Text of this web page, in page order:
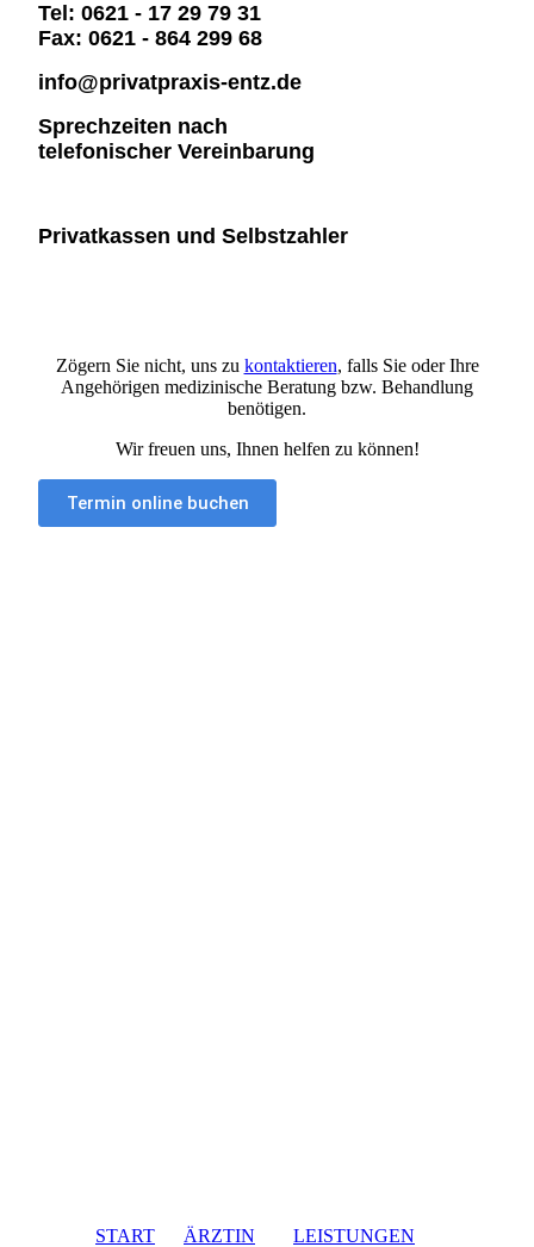
Tel: 0621 - 17 29 79 31
Fax: 0621 - 864 299 68
info@privatpraxis-entz.de
Sprechzeiten nach
telefonischer Vereinbarung
Privatkassen und Selbstzahler
Zögern Sie nicht, uns zu kontaktieren, falls Sie oder Ihre
Angehörigen medizinische Beratung bzw. Behandlung
benötigen.
Wir freuen uns, Ihnen helfen zu können!
START ÄRZTIN LEISTUNGEN